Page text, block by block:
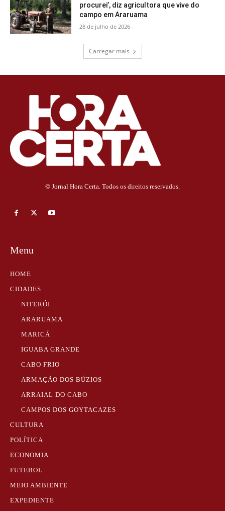
procurei’, diz agricultora que vive do
campo em Araruama
28 de julho de 2026
Carregar mais
© Jornal Hora Certa. Todos os direitos reservados.
Menu
HOME
CIDADES
NITERÓI
ARARUAMA
MARICÁ
IGUABA GRANDE
CABO FRIO
ARMAÇÃO DOS BÚZIOS
ARRAIAL DO CABO
CAMPOS DOS GOYTACAZES
CULTURA
POLÍTICA
ECONOMIA
FUTEBOL
MEIO AMBIENTE
EXPEDIENTE